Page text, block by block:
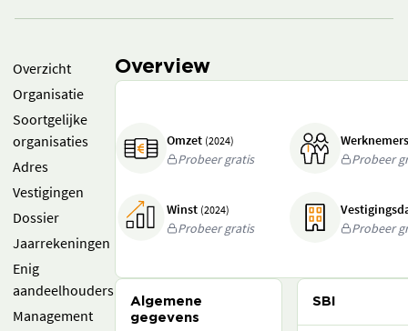
Overzicht
Organisatie
Soortgelijke
organisaties
Adres
Vestigingen
Dossier
Jaarrekeningen
Enig
aandeelhouders
Management
Overview
Omzet (2024)
Probeer gratis
Probeer
Winst (2024)
Probeer gratis
Probeer
Algemene
gegevens
SBI